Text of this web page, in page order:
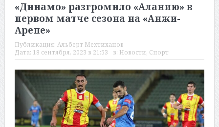
«Динамо» разгромило «Аланию» в
первом матче сезона на «Анжи-
Арене»
Публикация: Альберт Мехтиханов
Дата: 18 сентября, 2023 в 21:53 в: Новости, Спорт